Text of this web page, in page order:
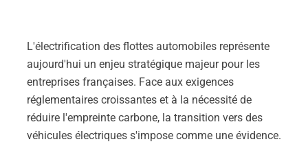
L'électrification des flottes automobiles représente
aujourd'hui un enjeu stratégique majeur pour les
entreprises françaises. Face aux exigences
réglementaires croissantes et à la nécessité de
réduire l'empreinte carbone, la transition vers des
véhicules électriques s'impose comme une évidence.